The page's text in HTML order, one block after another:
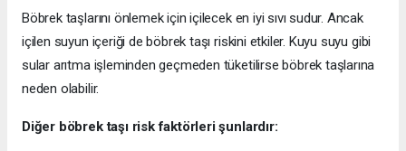
Böbrek taşlarını önlemek için içilecek en iyi sıvı sudur. Ancak
içilen suyun içeriği de böbrek taşı riskini etkiler. Kuyu suyu gibi
sular arıtma işleminden geçmeden tüketilirse böbrek taşlarına
neden olabilir.
Diğer böbrek taşı risk faktörleri şunlardır: